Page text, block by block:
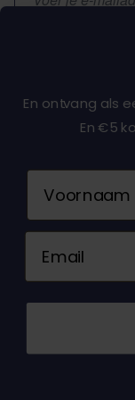
Over ons
Klantenservice
Neem contact
© 2026
Ontwerp en
En ontvang als
En €5